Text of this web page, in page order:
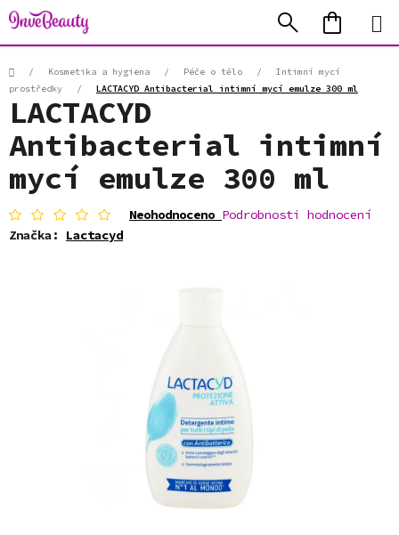
Přejít
na
obsah
Hledat
KOŠÍK
Domů/ Kosmetika a hygiena / Péče o tělo /
Intimní mycí
prostředky
/ LACTACYD Antibacterial intimní mycí emulze 300 ml
LACTACYD
Antibacterial intimní
mycí emulze 300 ml
Průměrné
hodnocení
produktu
Neohodnoceno Podrobnosti hodnocení
Značka: Lactacyd